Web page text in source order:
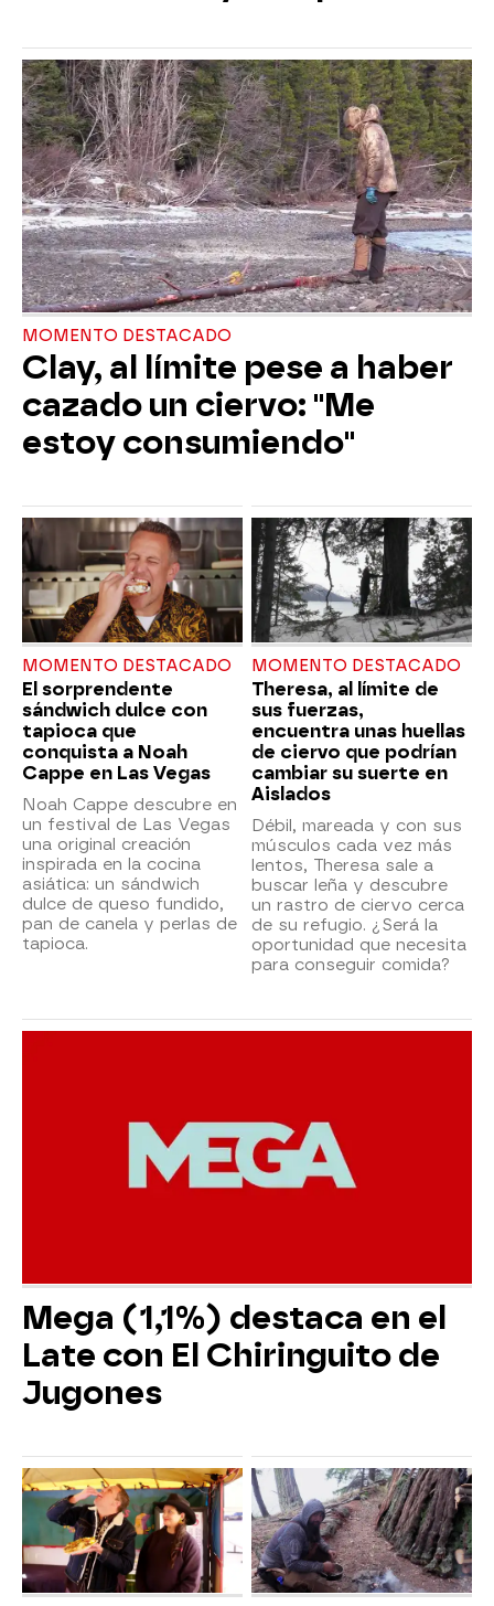
MOMENTO DESTACADO
Clay, al límite pese a haber
cazado un ciervo: "Me
estoy consumiendo"
MOMENTO DESTACADO
El sorprendente
sándwich dulce con
tapioca que
conquista a Noah
Cappe en Las Vegas
Noah Cappe descubre en
un festival de Las Vegas
una original creación
inspirada en la cocina
asiática: un sándwich
dulce de queso fundido,
pan de canela y perlas de
tapioca.
MOMENTO DESTACADO
Theresa, al límite de
sus fuerzas,
encuentra unas huellas
de ciervo que podrían
cambiar su suerte en
Aislados
Débil, mareada y con sus
músculos cada vez más
lentos, Theresa sale a
buscar leña y descubre
un rastro de ciervo cerca
de su refugio. ¿Será la
oportunidad que necesita
para conseguir comida?
Mega (1,1%) destaca en el
Late con El Chiringuito de
Jugones